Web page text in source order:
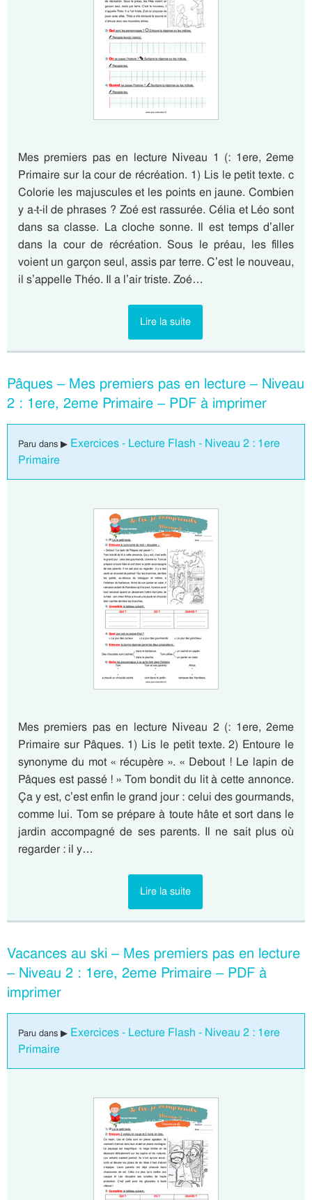
Mes premiers pas en lecture Niveau 1 (: 1ere, 2eme
Primaire sur la cour de récréation. 1) Lis le petit texte. c
Colorie les majuscules et les points en jaune. Combien
y a-t-il de phrases ? Zoé est rassurée. Célia et Léo sont
dans sa classe. La cloche sonne. Il est temps d’aller
dans la cour de récréation. Sous le préau, les filles
voient un garçon seul, assis par terre. C’est le nouveau,
il s’appelle Théo. Il a l’air triste. Zoé…
Lire la suite
Pâques – Mes premiers pas en lecture – Niveau
2 : 1ere, 2eme Primaire – PDF à imprimer
Paru dans ▶ Exercices - Lecture Flash - Niveau 2 : 1ere
Primaire
Mes premiers pas en lecture Niveau 2 (: 1ere, 2eme
Primaire sur Pâques. 1) Lis le petit texte. 2) Entoure le
synonyme du mot « récupère ». « Debout ! Le lapin de
Pâques est passé ! » Tom bondit du lit à cette annonce.
Ça y est, c’est enfin le grand jour : celui des gourmands,
comme lui. Tom se prépare à toute hâte et sort dans le
jardin accompagné de ses parents. Il ne sait plus où
regarder : il y…
Lire la suite
Vacances au ski – Mes premiers pas en lecture
– Niveau 2 : 1ere, 2eme Primaire – PDF à
imprimer
Paru dans ▶ Exercices - Lecture Flash - Niveau 2 : 1ere
Primaire